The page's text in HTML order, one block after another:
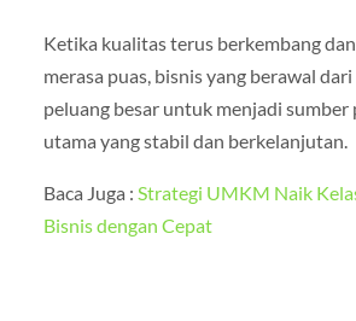
Ketika kualitas terus berkembang
merasa puas, bisnis yang berawal
peluang besar untuk menjadi sumber
utama yang stabil dan berkelanjutan.
Baca Juga : Strategi UMKM Naik
Bisnis dengan Cepat